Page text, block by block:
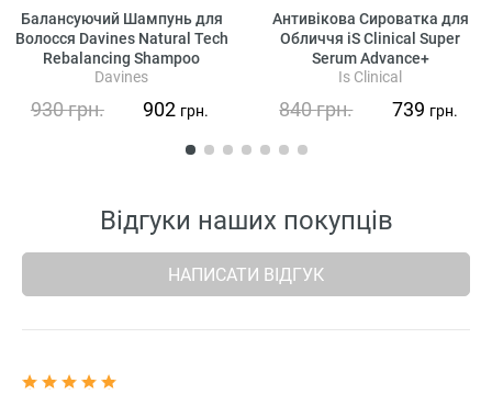
Балансуючий Шампунь для
Волосся Davines Natural Tech
Rebalancing Shampoo
Davines
930грн. 902 грн.
Антивікова Сироватка для
Обличчя iS Clinical Super
Serum Advance+
Is Clinical
840грн. 739 грн.
Відгуки наших покупців
НАПИСАТИ ВІДГУК